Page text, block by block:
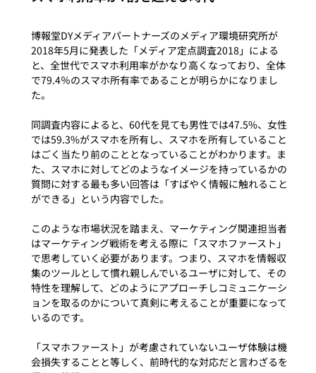
博報堂DYメディアパートナーズのメディア環境研究所が
2018年5月に発表した「メディア定点調査2018」による
と、全世代でスマホ利用率がかなり高くなっており、全体
で79.4％のスマホ所有率であることが明らかになりまし
た。
同調査内容によると、60代を見ても男性では47.5%、女性
では59.3%がスマホを所有し、スマホを所有していること
はごく当たり前のこととなっていることがわかります。ま
た、スマホに対してどのようなイメージを持っているかの
質問に対する最も多い回答は「すばやく情報に触れること
ができる」という内容でした。
このような市場状況を踏まえ、マーケティング関連担当者
はマーケティング戦術を考える際に「スマホファースト」
で思考していく必要があります。つまり、スマホを情報収
集のツールとして慣れ親しんでいるユーザに対して、その
特性を理解して、どのようにアプローチしコミュニケーシ
ョンを取るのかについて真剣に考えることが重要になって
いるのです。
「スマホファースト」が考慮されていないユーザ体験は機
会損失することと等しく、前時代的な対応だと言わざるを